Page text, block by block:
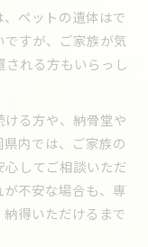
ペットの遺体はで
すが、ご家族が気
れる方もいらっし
る方や、納骨堂や
内では、ご家族の
してご相談いただ
不安な場合も、専
得いただけるまで